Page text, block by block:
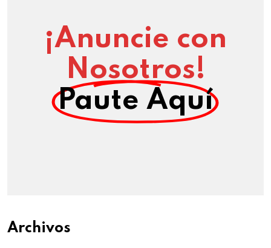
¡Anuncie con
Nosotros!
Paute Aquí
Archivos